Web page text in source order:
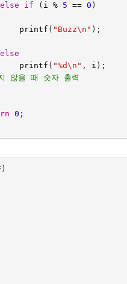
else
if ( i % 5 == 0 )
printf ( "Buzz\n " );
else
printf ( "%d\n " , i );
않을 때 숫자 출력
0 ;